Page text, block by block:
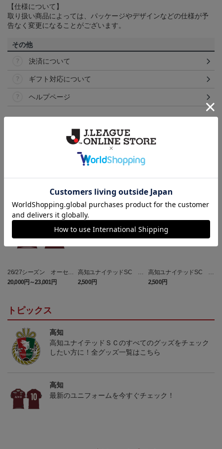
【仕様について】
取り扱い商品によっては、パッケージやデザインなどの仕様が予
告なく変更になることがございます。
その他
決済について
ギフト対応について
ヘルプページ
26/27シーズン オーセン
ティックユニフォーム
（FP1st）
20,000円～23,001円
NEW
高知ユナイテッドSC ピ
カチュウ タオルマフラー
2,500円
NEW
高知ユナイテッドSC マ
フィティフ タオルマフラ
ー
2,500円
トピックス
高知
高知ユナイテッドＳＣのすべてのグッズをチェック
したい方に！全グッズ一覧はこちら
高知
最新のユニフォームを今すぐチェック！